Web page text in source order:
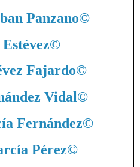
Panzano©
©
Fajardo©
Vidal ©
Fernández©
Pérez©